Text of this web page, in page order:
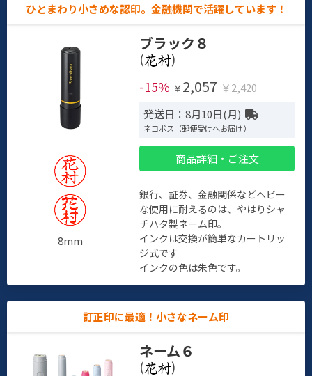
ひとまわり小さめな認印。金融機関で活躍しています！
8mm
ブラック８
(
)
-15% ￥ 2,057 ￥2,420
発送日：8月10日(月)
ネコポス（郵便受けへお届け）
商品詳細・ご注文
銀行、証券、金融関係などヘビー
な使用に耐えるのは、やはりシャ
チハタ製ネーム印。
インクは交換が簡単なカートリッ
ジ式です
インクの色は朱色です。
訂正印に最適！小さなネーム印
ネーム６
(
)